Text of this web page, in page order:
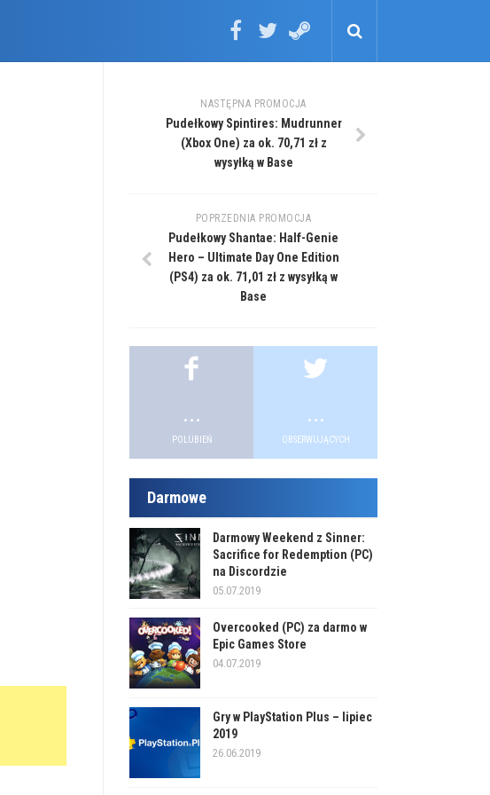
NASTĘPNA PROMOCJA
Pudełkowy Spintires: Mudrunner
(Xbox One) za ok. 70,71 zł z
wysyłką w Base
POPRZEDNIA PROMOCJA
Pudełkowy Shantae: Half-Genie
Hero – Ultimate Day One Edition
(PS4) za ok. 71,01 zł z wysyłką w
Base
...
POLUBIEŃ
...
OBSERWUJĄCYCH
Darmowe
Darmowy Weekend z Sinner:
Sacrifice for Redemption (PC)
na Discordzie
05.07.2019
Overcooked (PC) za darmo w
Epic Games Store
04.07.2019
Gry w PlayStation Plus – lipiec
2019
26.06.2019